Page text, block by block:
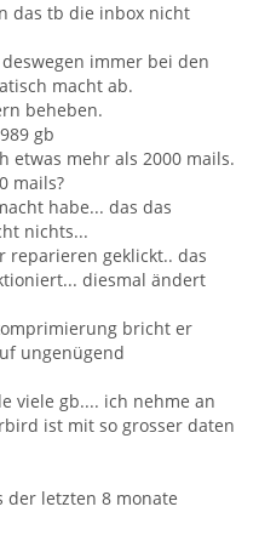
das tb die inbox nicht
immer bei den
macht ab.
beheben.
gb
etwas mehr als 2000 mails.
mails?
habe... das das
nichts...
reparieren geklickt.. das
diesmal ändert
bricht er
ungenügend
viele gb.... ich nehme an
ist mit so grosser daten
der letzten 8 monate